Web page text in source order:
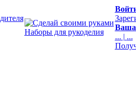
Наборы для рукоделия
Ваша
... | ...